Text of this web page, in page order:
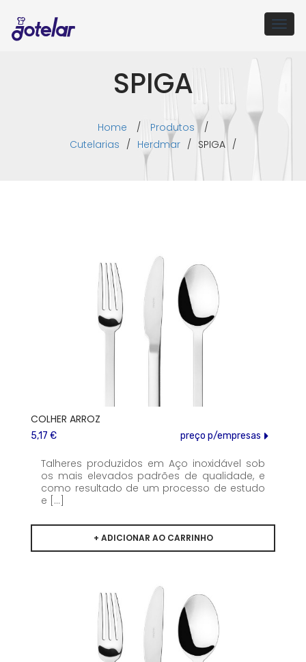
SPIGA
Home / Produtos
/
Cutelarias / Herdmar / SPIGA /
COLHER ARROZ
5,17 € preço p/empresas
Talheres produzidos em Aço inoxidável sob
os mais elevados padrões de qualidade, e
como resultado de um processo de estudo
e [...]